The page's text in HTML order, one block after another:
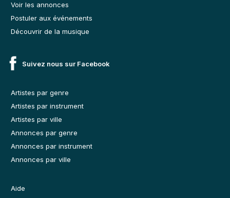
Voir les annonces
Postuler aux événements
Découvrir de la musique
Suivez nous sur Facebook
Artistes par genre
Artistes par instrument
Artistes par ville
Annonces par genre
Annonces par instrument
Annonces par ville
Aide